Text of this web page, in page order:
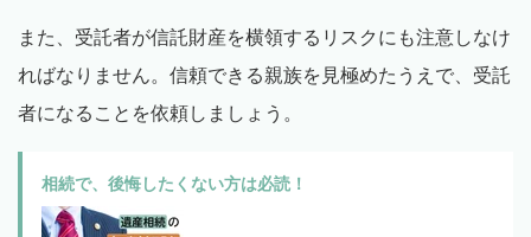
また、受託者が信託財産を横領するリスクにも注意しなけ
ればなりません。信頼できる親族を見極めたうえで、受託
者になることを依頼しましょう。
相続で、後悔したくない方は必読！